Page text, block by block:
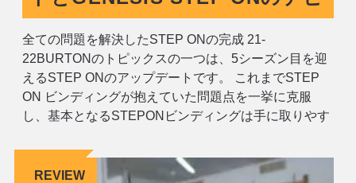
全ての問題を解決したSTEP ONの完成 21-
22BURTONのトピックスの一つは、5シーズン目を迎
えるSTEP ONのアップデートです。 これまでSTEP
ON ビンディングが抱えていた問題点を一挙に克服
し、基本となるSTEPONビンディングは手に取りやす
てGENESIS(ジェネシス｜MEN’S)、ESCAPADE(エス
カペー
REVIEW